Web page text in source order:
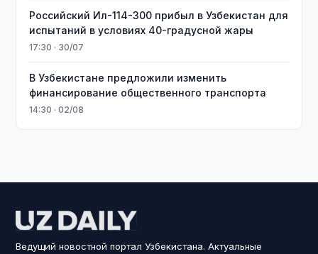
Российский Ил-114-300 прибыл в Узбекистан для
испытаний в условиях 40-градусной жары
17:30 · 30/07
В Узбекистане предложили изменить
финансирование общественного транспорта
14:30 · 02/08
Ведущий новостной портал Узбекистана. Актуальные